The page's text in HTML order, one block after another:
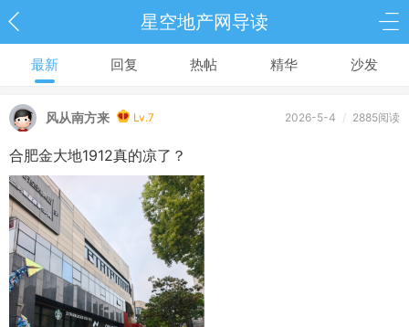
星空地产网导读
最新 回复 热帖 精华 沙发
风从南方来 Lv.7 2026-5-4 / 2885阅读
合肥金大地1912真的凉了？